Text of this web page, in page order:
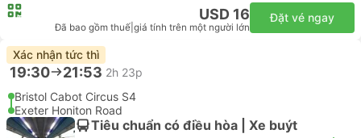
USD 16
Đã bao gồm thuế giá tính trên một người lớn
Đặt vé ngay
Xác nhận tức thì
19:30 21:53 2h 23p
Bristol Cabot Circus S4
Exeter Honiton Road
Tiêu chuẩn có điều hòa | Xe buýt